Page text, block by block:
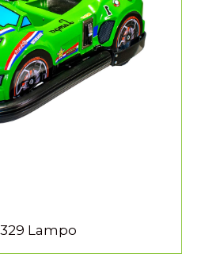
INFORMATIE
Lampo